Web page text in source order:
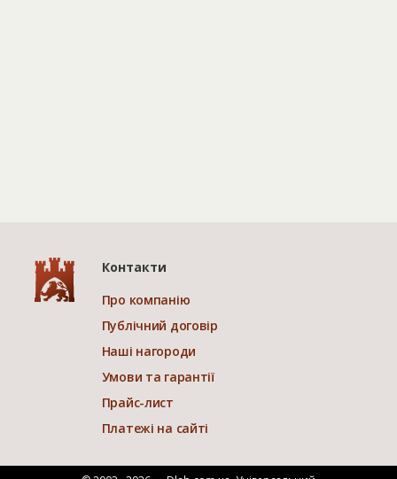
Контакти
Про компанію
Публічний договір
Наші нагороди
Умови та гарантії
Прайс-лист
Платежі на сайті